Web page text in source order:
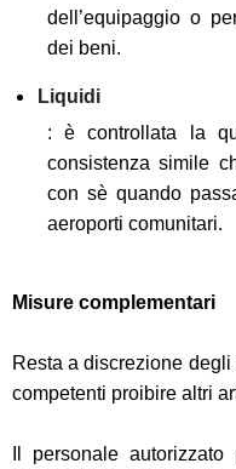
dell’equipaggio o
dei beni.
Liquidi
: è controllata la
consistenza simile
con sè quando
aeroporti comunitari.
Misure complementari
Resta a discrezione
competenti proibire altri
Il personale